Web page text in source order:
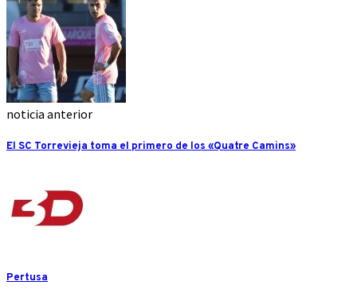
noticia anterior
El SC Torrevieja toma el primero de los «Quatre Camins»
Pertusa